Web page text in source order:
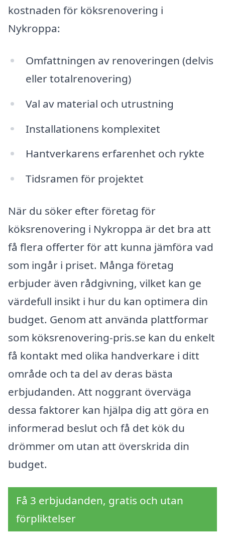
kostnaden för köksrenovering i
Nykroppa:
Omfattningen av renoveringen (delvis
eller totalrenovering)
Val av material och utrustning
Installationens komplexitet
Hantverkarens erfarenhet och rykte
Tidsramen för projektet
När du söker efter företag för
köksrenovering i Nykroppa är det bra att
få flera offerter för att kunna jämföra vad
som ingår i priset. Många företag
erbjuder även rådgivning, vilket kan ge
värdefull insikt i hur du kan optimera din
budget. Genom att använda plattformar
som köksrenovering-pris.se kan du enkelt
få kontakt med olika handverkare i ditt
område och ta del av deras bästa
erbjudanden. Att noggrant överväga
dessa faktorer kan hjälpa dig att göra en
informerad beslut och få det kök du
drömmer om utan att överskrida din
budget.
Få 3 erbjudanden, gratis och utan
förpliktelser